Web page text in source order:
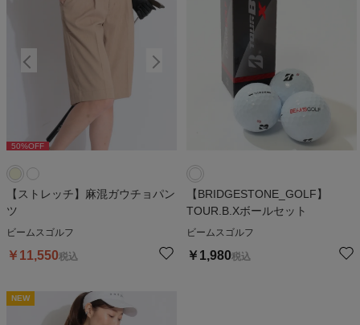
50%OFF
【ストレッチ】麻混ガウチョパン
ツ
ビームスゴルフ
￥ 11,550税込
【BRIDGESTONE_GOLF】
TOUR.B.Xボールセット
ビームスゴルフ
￥ 1,980税込
NEW